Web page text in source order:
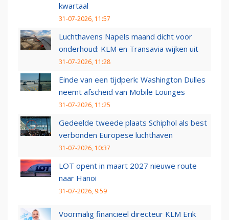
kwartaal
31-07-2026, 11:57
Luchthavens Napels maand dicht voor
onderhoud: KLM en Transavia wijken uit
31-07-2026, 11:28
Einde van een tijdperk: Washington Dulles
neemt afscheid van Mobile Lounges
31-07-2026, 11:25
Gedeelde tweede plaats Schiphol als best
verbonden Europese luchthaven
31-07-2026, 10:37
LOT opent in maart 2027 nieuwe route
naar Hanoi
31-07-2026, 9:59
Voormalig financieel directeur KLM Erik